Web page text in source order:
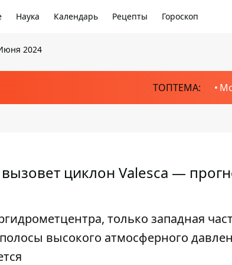
Наука Календарь Рецепты Гороскоп
2024
ТОПТЕМА:
циклон Valesca —
только западная
высокого атмосферного